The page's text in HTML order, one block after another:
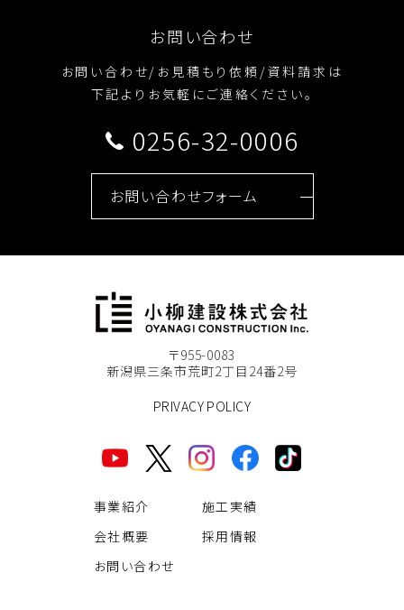
お問い合わせ
お問い合わせ/お見積もり依頼/資料請求は
下記よりお気軽にご連絡ください。
0256-32-0006
お問い合わせフォーム
〒955-0083
新潟県三条市荒町2丁目24番2号
PRIVACY POLICY
事業紹介
施工実績
会社概要
採用情報
お問い合わせ